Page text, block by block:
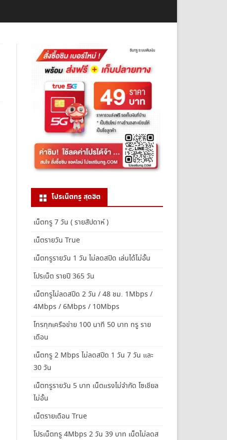
โปรเน็ตทรู สุดฮิต
เน็ตทรู 7 วัน ( รายสัปดาห์ )
เน็ตรายวัน True
เน็ตทรูรายวัน 1 วัน ไม่ลดสปีด เล่นได้ไม่อั้น
โปรเน็ต รายปี 365 วัน
เน็ตทรูไม่ลดสปีด 2 วัน / 48 ชม. 1Mbps /
4Mbps / 6Mbps / 10Mbps
โทรทุกเครือข่าย 100 นาที 50 บาท ทรู ราย
เดือน
เน็ตทรู 2 Mbps ไม่ลดสปีด 1 วัน 7 วัน และ
30 วัน
เน็ตทรูรายวัน 5 บาท เน็ตแรงไม่จำกัด โซเชียล
ไม่อั้น
เน็ตรายเดือน True
โปรเน็ตทรู 4Mbps 2 วัน 39 บาท เน็ตไม่ลดส